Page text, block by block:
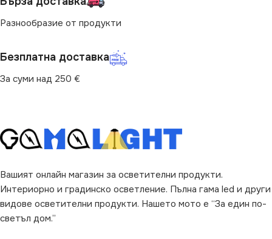
Разнообразие от продукти
Безплатна доставка
За суми над 250 €
Вашият онлайн магазин за осветителни продукти.
Интериорно и градинско осветление. Пълна гама led и други
видове осветителни продукти. Нашето мото е “За един по-
светъл дом.”